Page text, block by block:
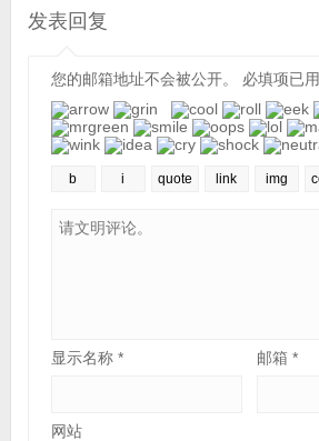
发表回复
您的邮箱地址不会被公开。 必填项已用
显示名称 * 邮箱*
网站